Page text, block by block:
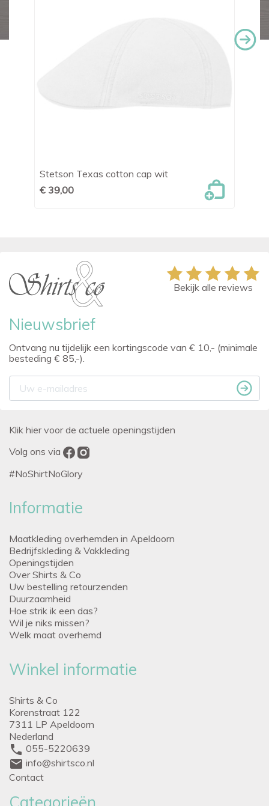
Stetson Texas cotton cap wit
€ 39,00
Nieuwsbrief
Ontvang nu tijdelijk een kortingscode van € 10,- (minimale
besteding € 85,-).
Bekijk alle reviews
Klik hier voor de actuele openingstijden
Volg ons via
#NoShirtNoGlory
Informatie
Maatkleding overhemden in Apeldoorn
Bedrijfskleding & Vakkleding
Openingstijden
Over Shirts & Co
Uw bestelling retourzenden
Duurzaamheid
Hoe strik ik een das?
Wil je niks missen?
Welk maat overhemd
Winkel informatie
Shirts & Co
Korenstraat 122
7311 LP Apeldoorn
Nederland
phone 055-5220639
mail info@shirtsco.nl
Contact
Categorieën